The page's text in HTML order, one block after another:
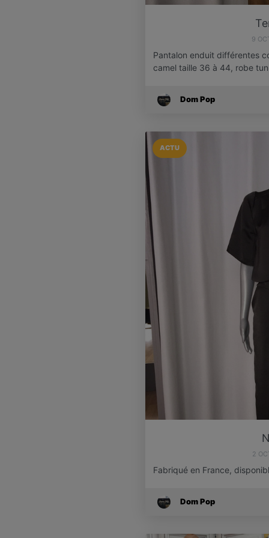
9
Pantalon enduit différentes
camel taille 36 à 44, robe
Dom Pop
ACTU
2
Fabriqué en France,
Dom Pop